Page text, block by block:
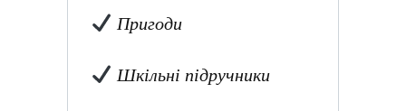
Пригоди
Шкільні підручники